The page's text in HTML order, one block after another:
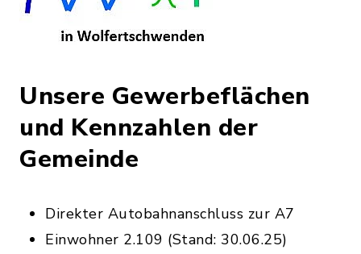
Unsere Gewerbeflächen
und Kennzahlen der
Gemeinde
Direkter Autobahnanschluss zur A7
Einwohner 2.109 (Stand: 30.06.25)